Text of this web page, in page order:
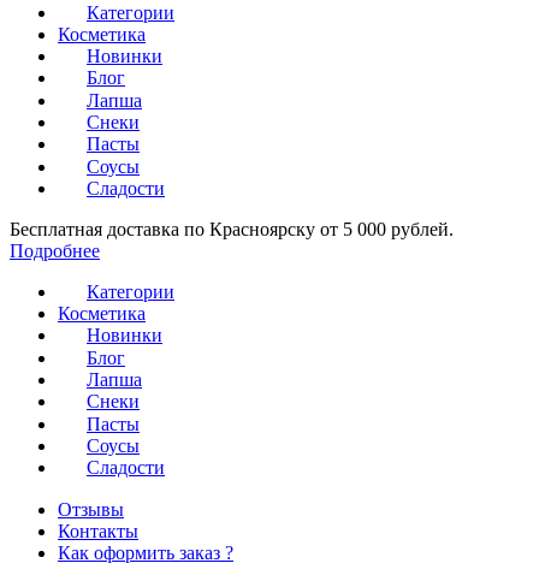
Категории
Косметика
Новинки
Блог
Лапша
Снеки
Пасты
Соусы
Сладости
Бесплатная доставка по Красноярску от 5 000 рублей.
Подробнее
Категории
Косметика
Новинки
Блог
Лапша
Снеки
Пасты
Соусы
Сладости
Отзывы
Контакты
Как оформить заказ ?